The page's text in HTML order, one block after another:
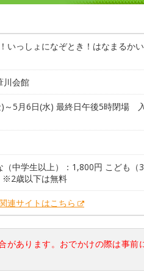
いっしょになぞとき！はなまるか
会館
～5月6日(水) 最終日午後5時閉場
（中学生以上）：1,800円 こども（
※2歳以下は無料
連サイトはこちら
あります。おでかけの際は事前